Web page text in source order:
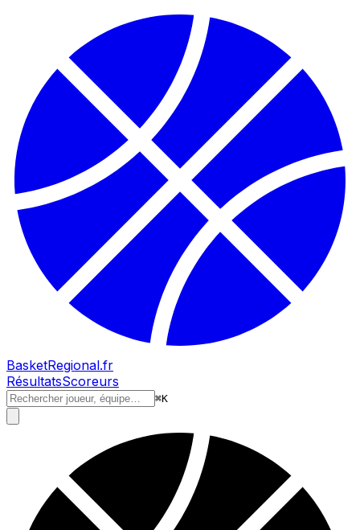
BasketRegional.fr
RésultatsScoreurs
⌘K